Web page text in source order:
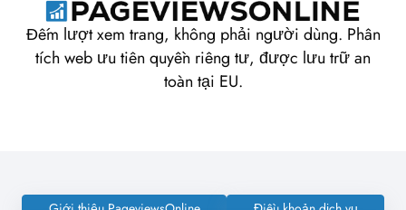
Đếm lượt xem trang, không phải người dùng. Phân
tích web ưu tiên quyền riêng tư, được lưu trữ an
toàn tại EU.